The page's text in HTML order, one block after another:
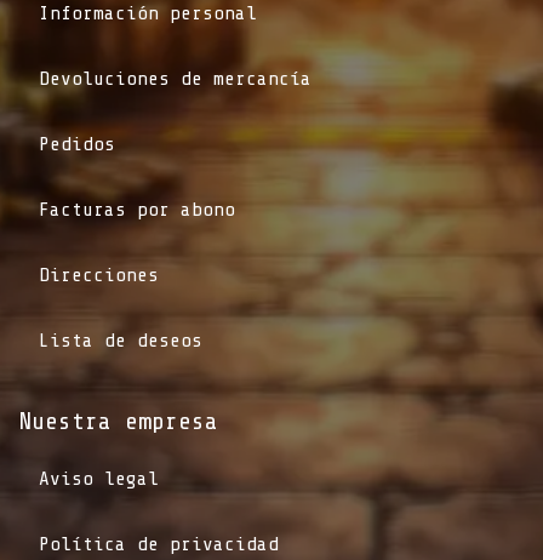
Información personal
Devoluciones de mercancía
Pedidos
Facturas por abono
Direcciones
Lista de deseos
Nuestra empresa
Aviso legal
Política de privacidad